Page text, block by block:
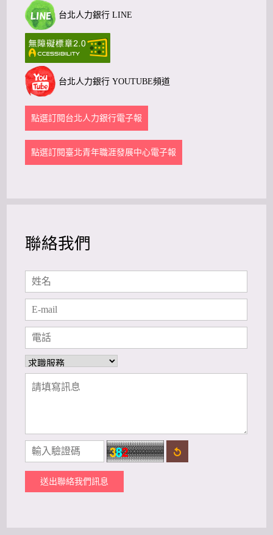
台北人力銀行 LINE
台北人力銀行 YOUTUBE頻道
點選訂閱台北人力銀行電子報
點選訂閱臺北青年職涯發展中心電子報
聯絡我們
送出聯絡我們訊息